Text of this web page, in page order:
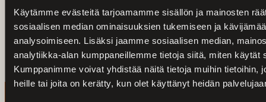
Käytämme evästeitä tarjoamamme sisällön ja mainosten
sosiaalisen median ominaisuuksien tukemiseen ja
analysoimiseen. Lisäksi jaamme sosiaalisen median,
analytiikka-alan kumppaneillemme tietoja siitä, miten käytät
Kumppanimme voivat yhdistää näitä tietoja muihin tietoihin,
heille tai joita on kerätty, kun olet käyttänyt heidän
Vankka kokemus ajoneuvoista
Palveleva konetalo Loimaalla ja Turussa
Kirjaudu sisään
HUOM! Pyydämme vanhaan verkkokauppaamme